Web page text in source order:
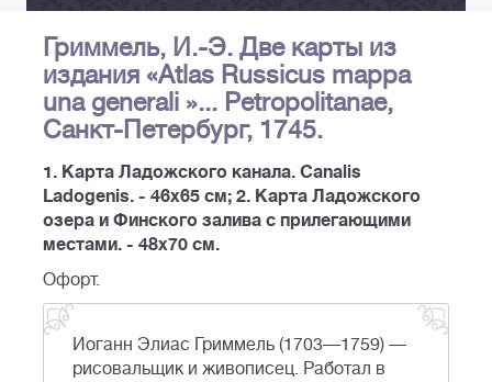
Гриммель, И.-Э. Две карты из
издания «Atlas Russicus mappa
una generali »... Petropolitanae,
Санкт-Петербург, 1745.
1. Карта Ладожского канала. Canalis
Ladogenis. - 46х65 см; 2. Карта Ладожского
озера и Финского залива с прилегающими
местами. - 48х70 см.
Офорт.
Иоганн Элиас Гриммель (1703—1759) —
рисовальщик и живописец. Работал в